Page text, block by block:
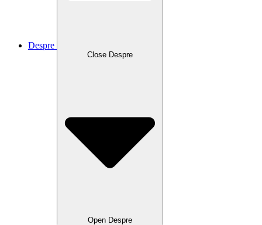
Despre
Close Despre
Open Despre